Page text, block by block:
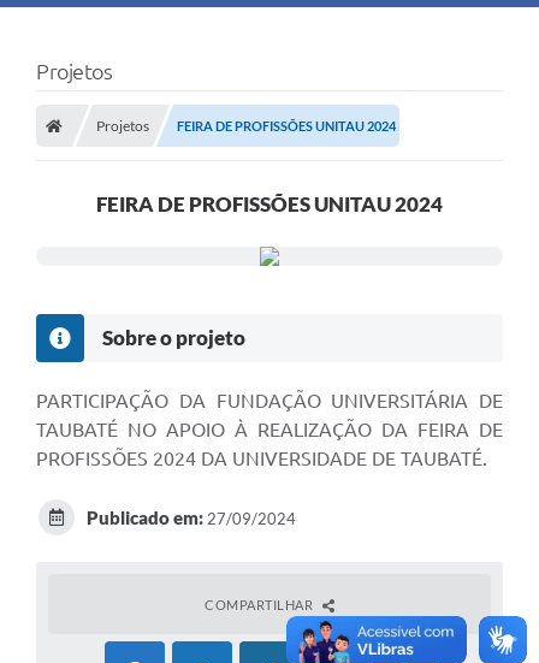
Projetos
Projetos FEIRA DE PROFISSÕES UNITAU 2024
FEIRA DE PROFISSÕES UNITAU 2024
Sobre o projeto
PARTICIPAÇÃO DA FUNDAÇÃO UNIVERSITÁRIA DE
TAUBATÉ NO APOIO À REALIZAÇÃO DA FEIRA DE
PROFISSÕES 2024 DA UNIVERSIDADE DE TAUBATÉ.
Publicado em: 27/09/2024
COMPARTILHAR